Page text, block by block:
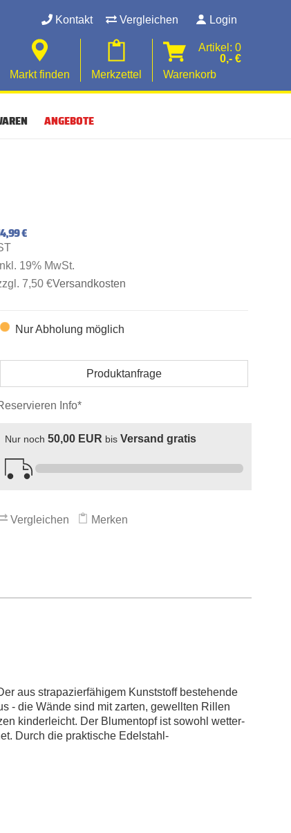
Kontakt Vergleichen Login
Markt finden Merkzettel
Artikel: 0
0,- €
Warenkorb
ANGEBOTE
€
19% MwSt.
7,50 €Versandkosten
Nur Abholung möglich
Produktanfrage
Info*
Nur noch 50,00 EUR bis Versand gratis
Vergleichen Merken
aus strapazierfähigem Kunststoff bestehende
- die Wände sind mit zarten, gewellten Rillen
kinderleicht. Der Blumentopf ist sowohl wetter-
Durch die praktische Edelstahl-